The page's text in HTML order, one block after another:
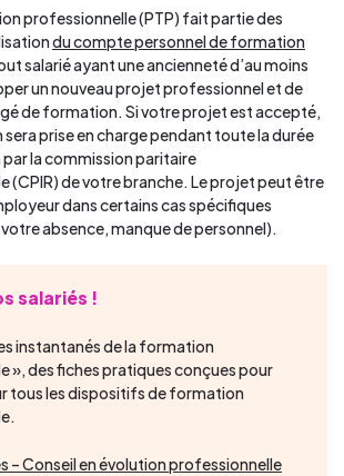
professionnelle (PTP) fait partie des
du compte personnel de formation
salarié ayant une ancienneté d’au moins
un nouveau projet professionnel et de
de formation. Si votre projet est accepté,
prise en charge pendant toute la durée
la commission paritaire
(CPIR) de votre branche. Le projet peut être
dans certains cas spécifiques
absence, manque de personnel).
salariés !
instantanés de la formation
», des fiches pratiques conçues pour
tous les dispositifs de formation
– Conseil en évolution professionnelle